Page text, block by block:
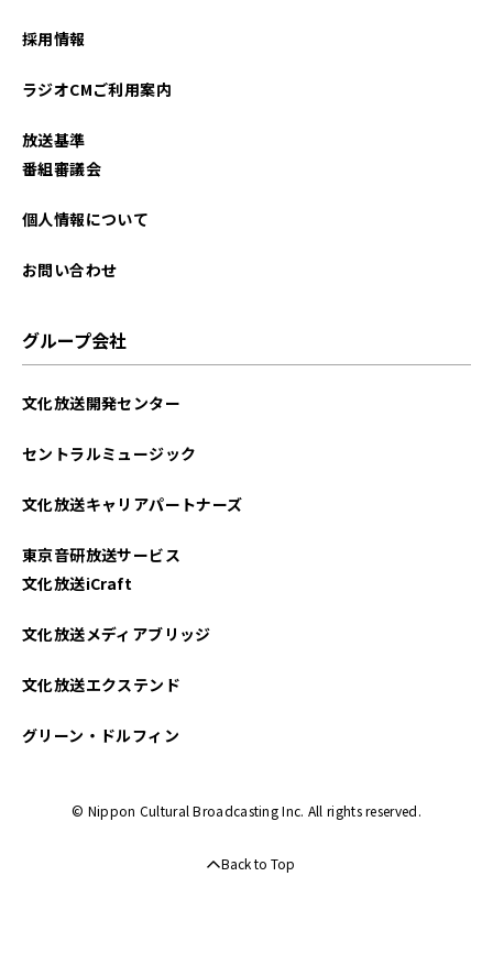
2024年05月
採用情報
ラジオCMご利用案内
放送基準
番組審議会
個人情報について
お問い合わせ
グループ会社
文化放送開発センター
セントラルミュージック
文化放送キャリアパートナーズ
東京音研放送サービス
文化放送iCraft
文化放送メディアブリッジ
文化放送エクステンド
グリーン・ドルフィン
© Nippon Cultural Broadcasting Inc. All rights reserved.
Back to Top